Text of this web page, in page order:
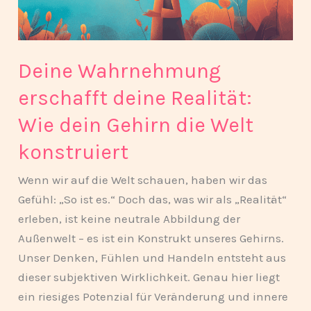
Deine Wahrnehmung
erschafft deine Realität:
Wie dein Gehirn die Welt
konstruiert
Wenn wir auf die Welt schauen, haben wir das
Gefühl: „So ist es.“ Doch das, was wir als „Realität“
erleben, ist keine neutrale Abbildung der
Außenwelt – es ist ein Konstrukt unseres Gehirns.
Unser Denken, Fühlen und Handeln entsteht aus
dieser subjektiven Wirklichkeit. Genau hier liegt
ein riesiges Potenzial für Veränderung und innere
Wie
dein
die
konstruiert